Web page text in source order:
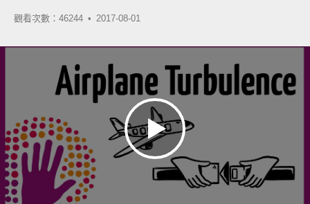
觀看次數：46244 • 2017-08-01